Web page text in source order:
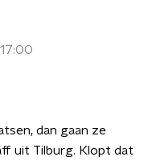
dan gaan ze
uit Tilburg. Klopt dat